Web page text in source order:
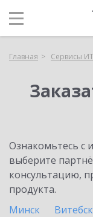
Главная Сервисы
Ознакомьтесь с
выберите
консультацию,
продукта.
Минск
Витебск